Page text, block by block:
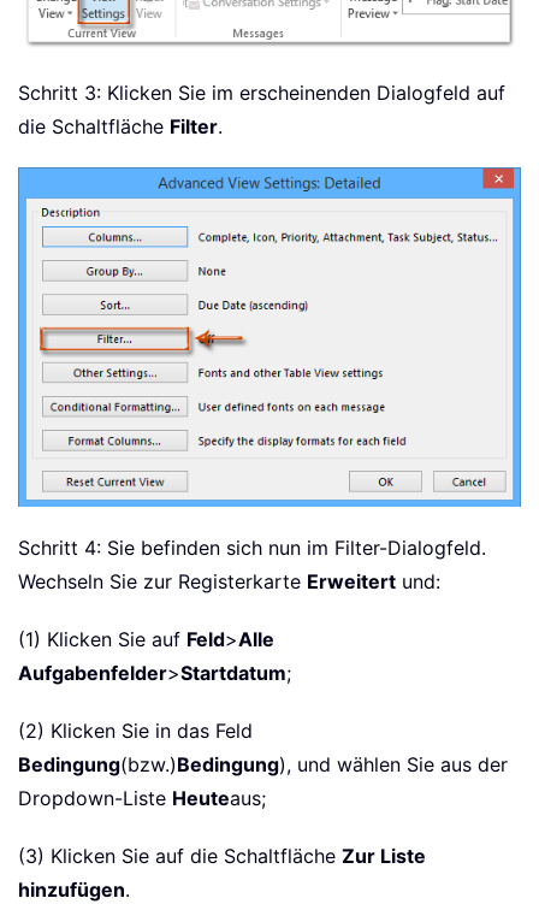
Schritt 3: Klicken Sie im erscheinenden Dialogfeld auf
die Schaltfläche Filter.
Schritt 4: Sie befinden sich nun im Filter-Dialogfeld.
Wechseln Sie zur Registerkarte Erweitert und:
(1) Klicken Sie auf Feld>Alle
Aufgabenfelder>Startdatum;
(2) Klicken Sie in das Feld
Bedingung(bzw.)Bedingung), und wählen Sie aus der
Dropdown-Liste Heuteaus;
(3) Klicken Sie auf die Schaltfläche Zur Liste
hinzufügen.